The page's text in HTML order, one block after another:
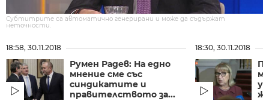
Субтитрите са автоматично генерирани и може да съдържат
неточности.
18:58, 30.11.2018
Румен Радев: На едно
мнение сме със
синдикатите и
правителството за...
18:30, 30.11.2018